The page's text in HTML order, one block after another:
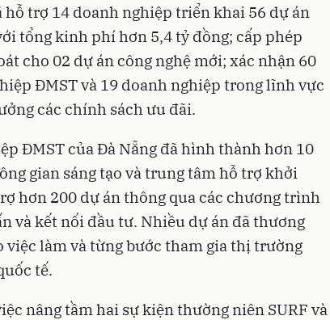
hỗ trợ 14 doanh nghiệp triển khai 56 dự án
tổng kinh phí hơn 5,4 tỷ đồng; cấp phép
cho 02 dự án công nghệ mới; xác nhận 60
ĐMST và 19 doanh nghiệp trong lĩnh vực
các chính sách ưu đãi.
ĐMST của Đà Nẵng đã hình thành hơn 10
gian sáng tạo và trung tâm hỗ trợ khởi
hơn 200 dự án thông qua các chương trình
và kết nối đầu tư. Nhiều dự án đã thương
việc làm và từng bước tham gia thị trường
tế.
nâng tầm hai sự kiện thường niên SURF và